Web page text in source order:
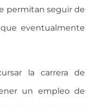
permitan seguir de
eventualmente
la carrera de
un empleo de